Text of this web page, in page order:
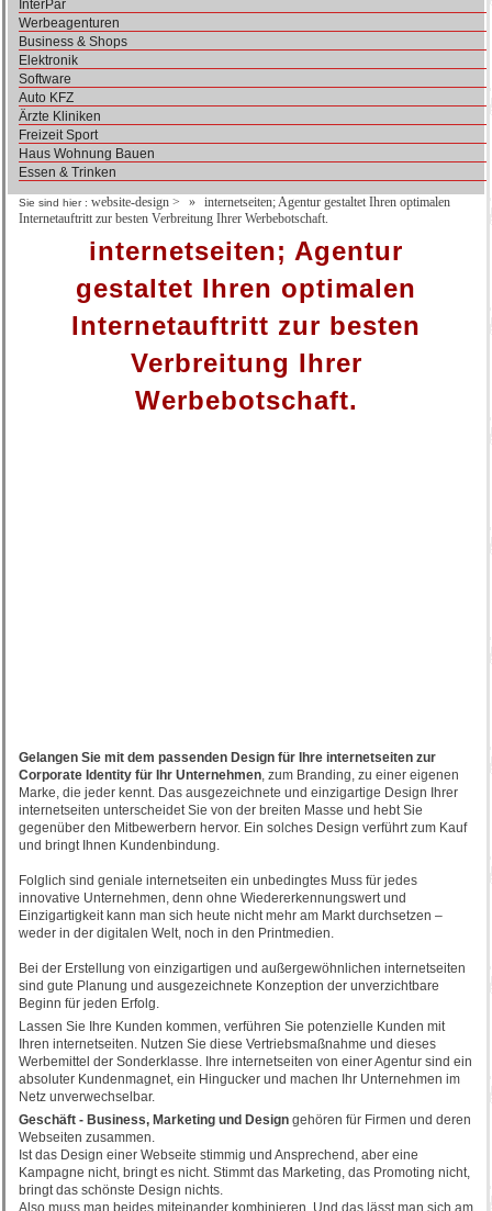
InterPar
Werbeagenturen
Business & Shops
Elektronik
Software
Auto KFZ
Ärzte Kliniken
Freizeit Sport
Haus Wohnung Bauen
Essen & Trinken
Sie sind hier : website-design >
internetseiten; Agentur gestaltet Ihren optimalen
Internetauftritt zur besten Verbreitung Ihrer Werbebotschaft.
internetseiten; Agentur
gestaltet Ihren optimalen
Internetauftritt zur besten
Verbreitung Ihrer
Werbebotschaft.
Gelangen Sie mit dem passenden Design für Ihre internetseiten zur
Corporate Identity für Ihr Unternehmen, zum Branding, zu einer eigenen
Marke, die jeder kennt. Das ausgezeichnete und einzigartige Design Ihrer
internetseiten unterscheidet Sie von der breiten Masse und hebt Sie
gegenüber den Mitbewerbern hervor. Ein solches Design verführt zum Kauf
und bringt Ihnen Kundenbindung.
Folglich sind geniale internetseiten ein unbedingtes Muss für jedes
innovative Unternehmen, denn ohne Wiedererkennungswert und
Einzigartigkeit kann man sich heute nicht mehr am Markt durchsetzen –
weder in der digitalen Welt, noch in den Printmedien.
Bei der Erstellung von einzigartigen und außergewöhnlichen internetseiten
sind gute Planung und ausgezeichnete Konzeption der unverzichtbare
Beginn für jeden Erfolg.
Lassen Sie Ihre Kunden kommen, verführen Sie potenzielle Kunden mit
Ihren internetseiten. Nutzen Sie diese Vertriebsmaßnahme und dieses
Werbemittel der Sonderklasse. Ihre internetseiten von einer Agentur sind ein
absoluter Kundenmagnet, ein Hingucker und machen Ihr Unternehmen im
Netz unverwechselbar.
Geschäft - Business, Marketing und Design gehören für Firmen und deren
Webseiten zusammen.
Ist das Design einer Webseite stimmig und Ansprechend, aber eine
Kampagne nicht, bringt es nicht. Stimmt das Marketing, das Promoting nicht,
bringt das schönste Design nichts.
Also muss man beides miteinander kombinieren. Und das lässt man sich am